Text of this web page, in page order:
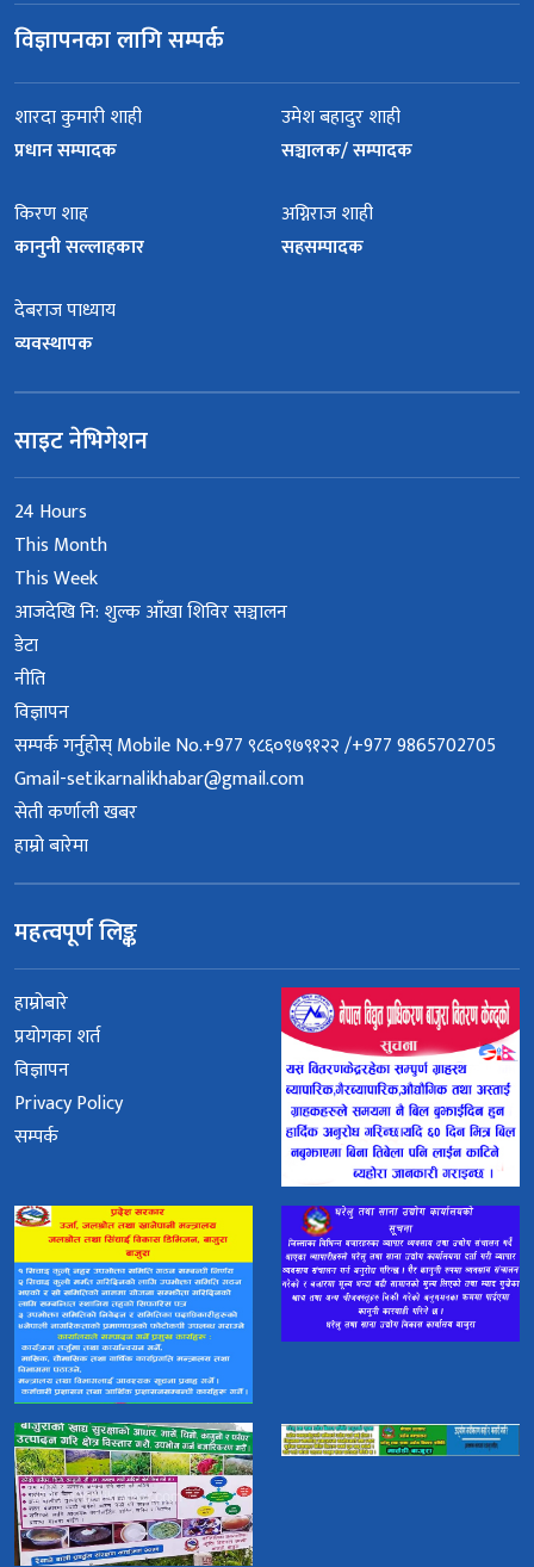
विज्ञापनका लागि सम्पर्क
शारदा कुमारी शाही
प्रधान सम्पादक
उमेश बहादुर शाही
सञ्चालक/ सम्पादक
किरण शाह
कानुनी सल्लाहकार
अग्निराज शाही
सहसम्पादक
देबराज पाध्याय
व्यवस्थापक
साइट नेभिगेशन
24 Hours
This Month
This Week
आजदेखि नि: शुल्क आँखा शिविर सञ्चालन
डेटा
नीति
विज्ञापन
सम्पर्क गर्नुहोस् Mobile No.+977 ९८६०९७९१२२ /+977 9865702705
Gmail-setikarnalikhabar@gmail.com
सेती कर्णाली खबर
हाम्रो बारेमा
महत्वपूर्ण लिङ्क
हाम्रोबारे
प्रयोगका शर्त
विज्ञापन
Privacy Policy
सम्पर्क